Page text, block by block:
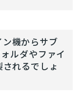
機からサブ
ルダやファイ
れるでしょ